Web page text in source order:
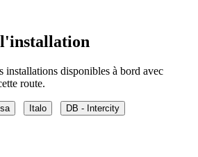
installations disponibles à bord avec
route.
Italo DB - Intercity